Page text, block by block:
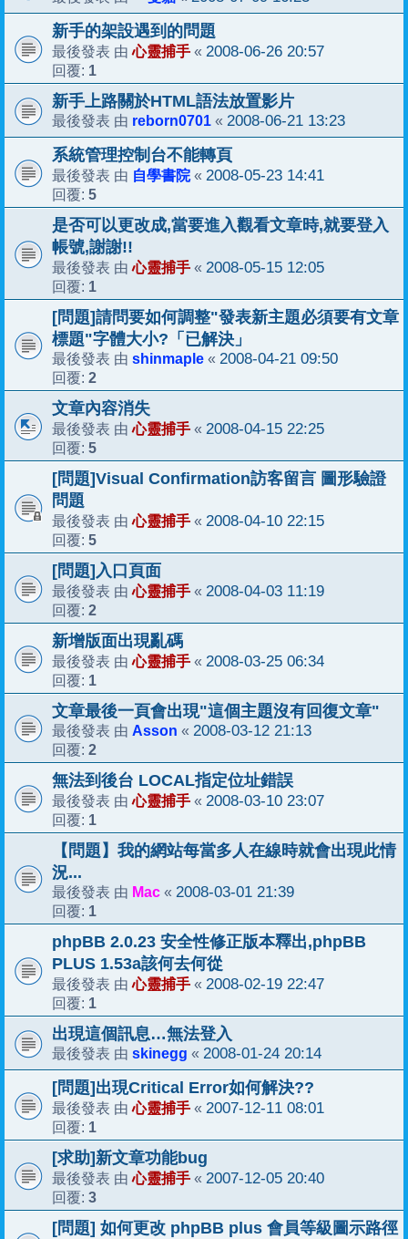
新手的架設遇到的問題
最後發表 由心靈捕手 « 2008-06-26 20:57
回覆: 1
新手上路關於HTML語法放置影片
最後發表 由 reborn0701 « 2008-06-21 13:23
系統管理控制台不能轉頁
最後發表 由 自學書院« 2008-05-23 14:41
回覆: 5
是否可以更改成,當要進入觀看文章時,就要登入
帳號,謝謝!!
最後發表 由心靈捕手 « 2008-05-15 12:05
回覆: 1
[問題]請問要如何調整"發表新主題必須要有文章
標題"字體大小?「已解決」
最後發表 由 shinmaple « 2008-04-21 09:50
回覆: 2
文章內容消失
最後發表 由心靈捕手 « 2008-04-15 22:25
回覆: 5
[問題]Visual Confirmation訪客留言 圖形驗證
問題
最後發表 由心靈捕手 « 2008-04-10 22:15
回覆: 5
[問題]入口頁面
最後發表 由心靈捕手 « 2008-04-03 11:19
回覆: 2
新增版面出現亂碼
最後發表 由心靈捕手 « 2008-03-25 06:34
回覆: 1
文章最後一頁會出現"這個主題沒有回復文章"
最後發表 由 Asson « 2008-03-12 21:13
回覆: 2
無法到後台 LOCAL指定位址錯誤
最後發表 由心靈捕手 « 2008-03-10 23:07
回覆: 1
【問題】我的網站每當多人在線時就會出現此情
況...
最後發表 由 Mac « 2008-03-01 21:39
回覆: 1
phpBB 2.0.23 安全性修正版本釋出,phpBB
PLUS 1.53a該何去何從
最後發表 由心靈捕手 « 2008-02-19 22:47
回覆: 1
出現這個訊息…無法登入
最後發表 由 skinegg « 2008-01-24 20:14
[問題]出現Critical Error如何解決??
最後發表 由心靈捕手 « 2007-12-11 08:01
回覆: 1
[求助]新文章功能bug
最後發表 由心靈捕手 « 2007-12-05 20:40
回覆: 3
[問題] 如何更改 phpBB plus 會員等級圖示路徑